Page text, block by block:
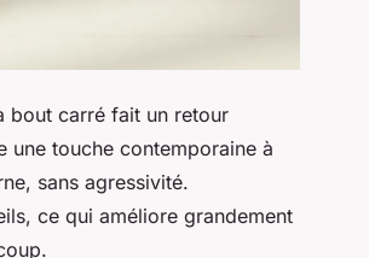
bout carré fait un retour
une touche contemporaine à
sans agressivité.
ce qui améliore grandement